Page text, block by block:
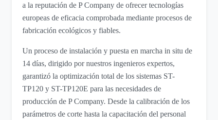
a la reputación de P Company de ofrecer tecnologías
europeas de eficacia comprobada mediante procesos de
fabricación ecológicos y fiables.
Un proceso de instalación y puesta en marcha in situ de
14 días, dirigido por nuestros ingenieros expertos,
garantizó la optimización total de los sistemas ST-
TP120 y ST-TP120E para las necesidades de
producción de P Company. Desde la calibración de los
parámetros de corte hasta la capacitación del personal